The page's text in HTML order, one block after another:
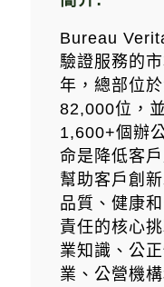
今周大
Bureau
驗證服務的
年，總部位
82,000位，
1,600+個辦
命是降低客
幫助客戶創
品質、健康
責任的核心
業知識、公
業、公營機